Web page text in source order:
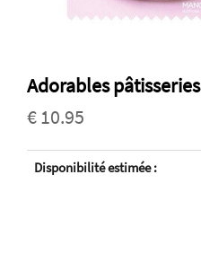
Adorables pâtisseries
€ 10.95
Disponibilité estimée :